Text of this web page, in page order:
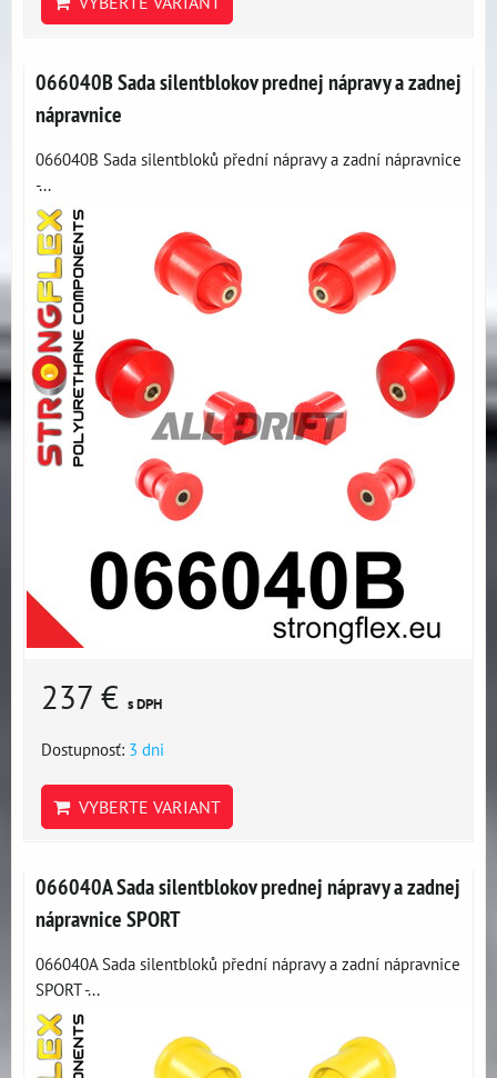
066040B Sada silentblokov prednej nápravy a zadnej
nápravnice
066040B Sada silentbloků přední nápravy a zadní nápravnice
-...
237 € s DPH
Dostupnosť: 3 dni
VYBERTE VARIANT
066040A Sada silentblokov prednej nápravy a zadnej
nápravnice SPORT
066040A Sada silentbloků přední nápravy a zadní nápravnice
SPORT -...